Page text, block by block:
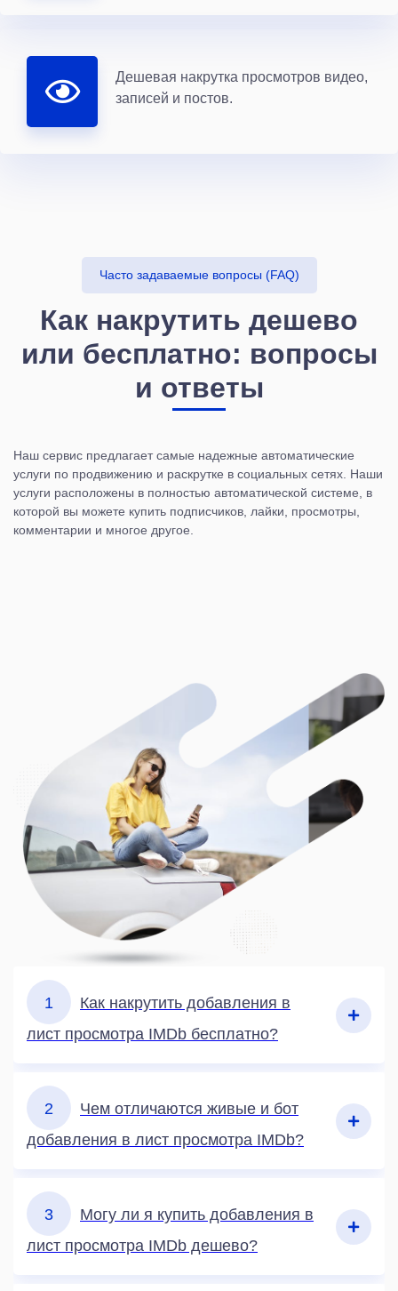
Дешевая накрутка просмотров видео,
записей и постов.
Часто задаваемые вопросы (FAQ)
Как накрутить дешево
или бесплатно: вопросы
и ответы
Наш сервис предлагает самые надежные автоматические
услуги по продвижению и раскрутке в социальных сетях. Наши
услуги расположены в полностью автоматической системе, в
которой вы можете купить подписчиков, лайки, просмотры,
комментарии и многое другое.
1
Как накрутить добавления в
лист просмотра IMDb бесплатно?
2
Чем отличаются живые и бот
добавления в лист просмотра IMDb?
3
Могу ли я купить добавления в
лист просмотра IMDb дешево?